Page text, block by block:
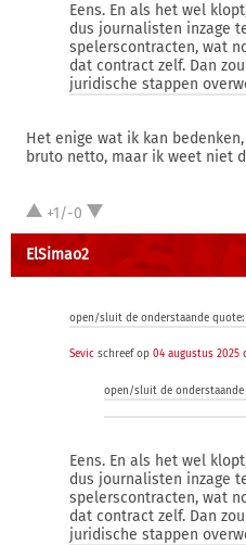
Eens. En als het wel
dus journalisten inzage
spelerscontracten, wat
dat contract zelf. Dan
juridische stappen
Het enige wat ik kan
bruto netto, maar ik weet niet
+1/-0
ElSimao2
open/sluit de onderstaande quote:
Sevic schreef op 04 augustus 2025
open/sluit de onderstaande
Eens. En als het wel
dus journalisten inzage
spelerscontracten, wat
dat contract zelf. Dan
juridische stappen